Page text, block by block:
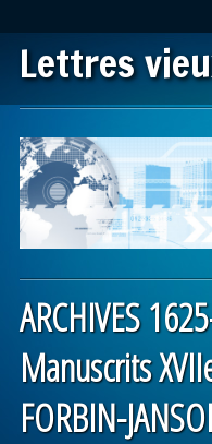
Lettres
Main menu
ARCHIVES
Manuscrits
FORBIN-